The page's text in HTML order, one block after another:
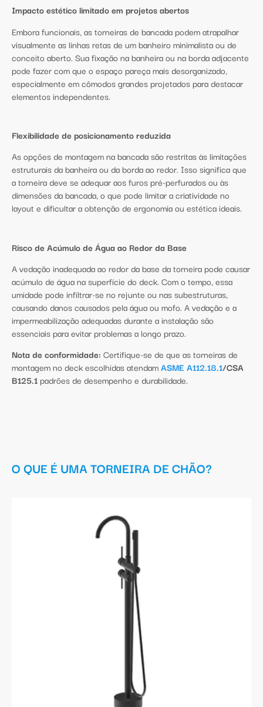
Impacto estético limitado em projetos abertos
Embora funcionais, as torneiras de bancada podem atrapalhar
visualmente as linhas retas de um banheiro minimalista ou de
conceito aberto. Sua fixação na banheira ou na borda adjacente
pode fazer com que o espaço pareça mais desorganizado,
especialmente em cômodos grandes projetados para destacar
elementos independentes.
Flexibilidade de posicionamento reduzida
As opções de montagem na bancada são restritas às limitações
estruturais da banheira ou da borda ao redor. Isso significa que
a torneira deve se adequar aos furos pré-perfurados ou às
dimensões da bancada, o que pode limitar a criatividade no
layout e dificultar a obtenção de ergonomia ou estética ideais.
Risco de Acúmulo de Água ao Redor da Base
A vedação inadequada ao redor da base da torneira pode causar
acúmulo de água na superfície do deck. Com o tempo, essa
umidade pode infiltrar-se no rejunte ou nas subestruturas,
causando danos causados pela água ou mofo. A vedação e a
impermeabilização adequadas durante a instalação são
essenciais para evitar problemas a longo prazo.
Nota de conformidade: Certifique-se de que as torneiras de
montagem no deck escolhidas atendamASME A112.18.1/CSA
B125.1padrões de desempenho e durabilidade.
O QUE É UMA TORNEIRA DE CHÃO?